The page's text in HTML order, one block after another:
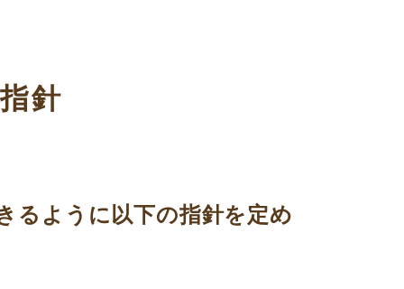
針
るように以下の指針を定め